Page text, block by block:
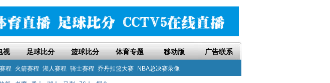
视 足球比分 篮球比分 体育专题 移动版 广告联系
程 火箭赛程 湖人赛程 骑士赛程 乔丹扣篮大赛 NBA总决赛录像